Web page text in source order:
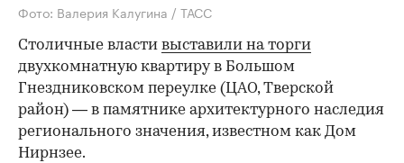
Фото: Валерия Калугина / ТАСС
Столичные власти выставили на торги
двухкомнатную квартиру в Большом
Гнездниковском переулке (ЦАО, Тверской
район) — в памятнике архитектурного наследия
регионального значения, известном как Дом
Нирнзее.